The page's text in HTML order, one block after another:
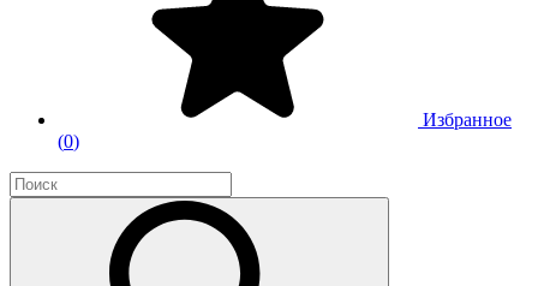
Избранное
(0)